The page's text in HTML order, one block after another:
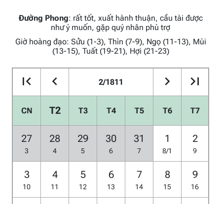
Đường Phong: rất tốt, xuất hành thuận, cầu tài được
như ý muốn, gặp quý nhân phù trợ
Giờ hoàng đạo: Sửu (1-3), Thìn (7-9), Ngọ (11-13), Mùi
(13-15), Tuất (19-21), Hợi (21-23)
2/1811
CN T2 T3 T4 T5 T6 T7
27
3
28
4
29
5
30
6
31
7
1
8/1
2
9
3
10
4
11
5
12
6
13
7
14
8
15
9
16